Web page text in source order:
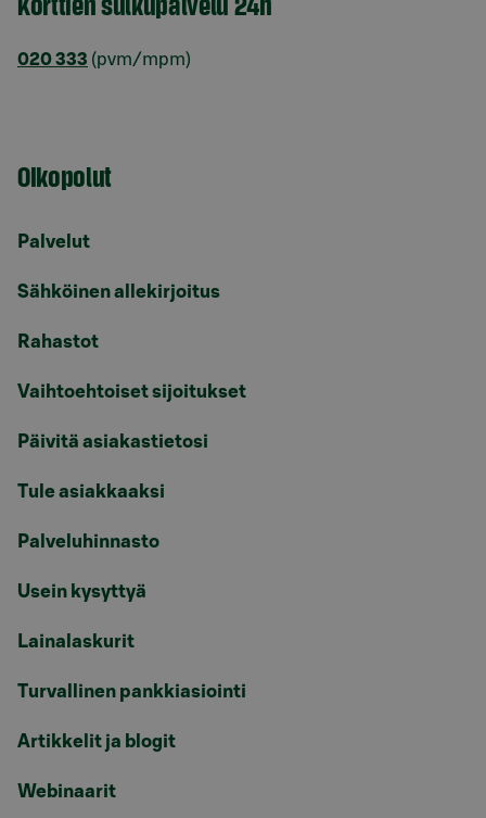
020 333 (pvm/mpm)
Oikopolut
Palvelut
Sähköinen allekirjoitus
Rahastot
Vaihtoehtoiset sijoitukset
Päivitä asiakastietosi
Tule asiakkaaksi
Palveluhinnasto
Usein kysyttyä
Lainalaskurit
Turvallinen pankkiasiointi
Artikkelit ja blogit
Webinaarit